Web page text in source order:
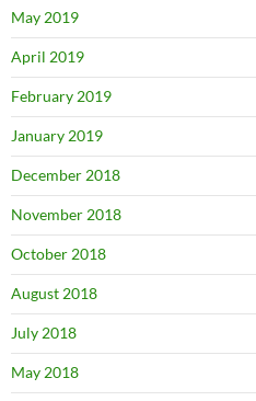
May 2019
April 2019
February 2019
January 2019
December 2018
November 2018
October 2018
August 2018
July 2018
May 2018